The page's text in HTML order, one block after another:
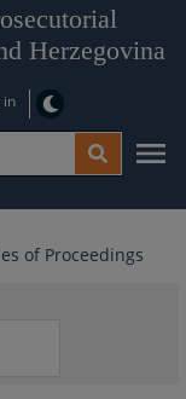
Herzegovina
in
of Proceedings